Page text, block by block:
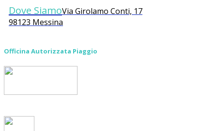
Dove SiamoVia Girolamo Conti, 17
98123 Messina
Officina Autorizzata Piaggio